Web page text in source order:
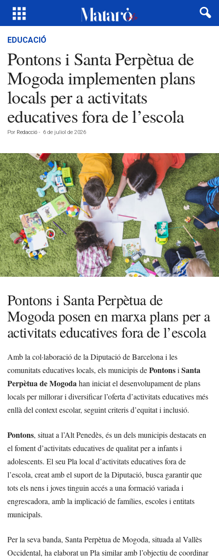
EDUCACIÓ
Pontons i Santa Perpètua de
Mogoda implementen plans
locals per a activitats
educatives fora de l’escola
Por Redacció - 6 de juliol de 2026
Pontons i Santa Perpètua de
Mogoda posen en marxa plans per a
activitats educatives fora de l’escola
Amb la col·laboració de la Diputació de Barcelona i les
comunitats educatives locals, els municipis dePontonsi Santa
Perpètua de Mogodahan iniciat el desenvolupament de plans
locals per millorar i diversificar l’oferta d’activitats educatives més
enllà del context escolar, seguint criteris d’equitat i inclusió.
Pontons, situat a l’Alt Penedès, és un dels municipis destacats en
el foment d’activitats educatives de qualitat per a infants i
adolescents. El seu Pla local d’activitats educatives fora de
l’escola, creat amb el suport de la Diputació, busca garantir que
tots els nens i joves tinguin accés a una formació variada i
engrescadora, amb la implicació de famílies, escoles i entitats
municipals.
Per la seva banda, Santa Perpètua de Mogoda, situada al Vallès
Occidental, ha elaborat un Pla similar amb l’objectiu de coordinar